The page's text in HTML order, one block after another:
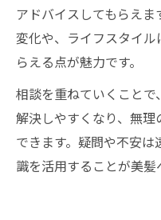
アドバイスしてもらえ
変化や、ライフスタイ
らえる点が魅力です。
相談を重ねていくこと
解決しやすくなり、無
できます。疑問や不安
識を活用することが美髪